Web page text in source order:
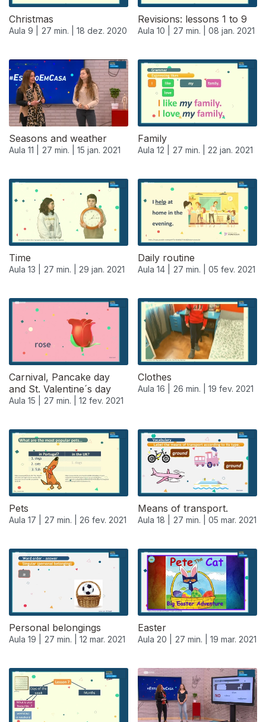
Christmas
Aula 9 | 27 min. | 18 dez. 2020
Revisions: lessons 1 to 9
Aula 10 | 27 min. | 08 jan. 2021
Seasons and weather
Aula 11 | 27 min. | 15 jan. 2021
Family
Aula 12 | 27 min. | 22 jan. 2021
519467
Time
Aula 13 | 27 min. | 29 jan. 2021
Daily routine
Aula 14 | 27 min. | 05 fev. 2021
Carnival, Pancake day
and St. Valentine´s day
Aula 15 | 27 min. | 12 fev. 2021
Clothes
Aula 16 | 26 min. | 19 fev. 2021
Pets
Aula 17 | 27 min. | 26 fev. 2021
Means of transport.
Aula 18 | 27 min. | 05 mar. 2021
Personal belongings
Aula 19 | 27 min. | 12 mar. 2021
Easter
Aula 20 | 27 min. | 19 mar. 2021